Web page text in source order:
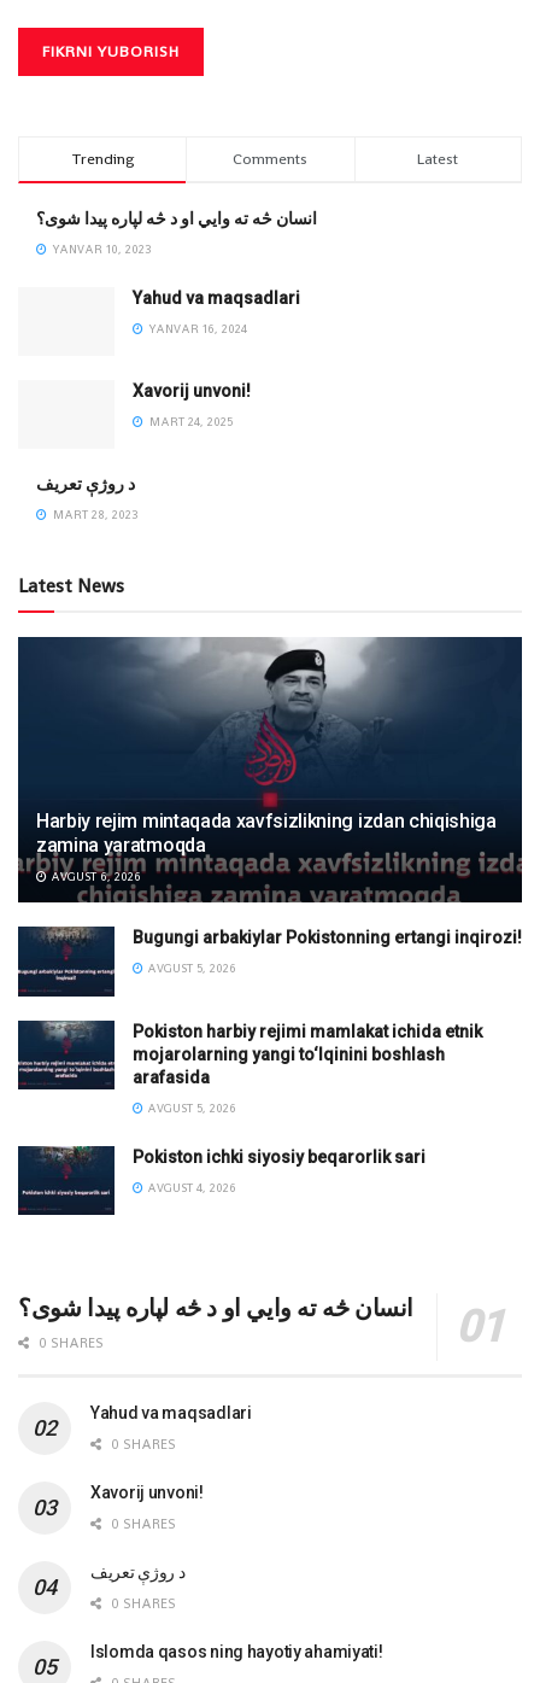
Trending Comments Latest
انسان څه ته وایي او د څه لپاره پیدا شوی؟
YANVAR 10, 2023
Yahud va maqsadlari
YANVAR 16, 2024
Xavorij unvoni!
MART 24, 2025
‌د روژې تعریف
MART 28, 2023
Latest News
Harbiy rejim mintaqada xavfsizlikning izdan chiqishiga
zamina yaratmoqda
AVGUST 6, 2026
Bugungi arbakiylar Pokistonning ertangi inqirozi!
AVGUST 5, 2026
Pokiston harbiy rejimi mamlakat ichida etnik
mojarolarning yangi to‘lqinini boshlash
arafasida
AVGUST 5, 2026
Pokiston ichki siyosiy beqarorlik sari
AVGUST 4, 2026
انسان څه ته وایي او د څه لپاره پیدا شوی؟
0 SHARES
Yahud va maqsadlari
0 SHARES
Xavorij unvoni!
0 SHARES
‌د روژې تعریف
0 SHARES
Islomda qasos ning hayotiy ahamiyati!